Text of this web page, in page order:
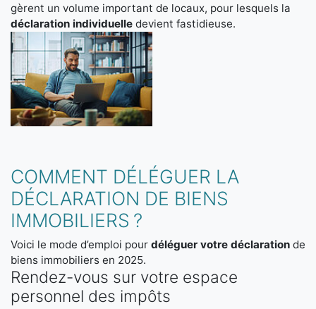
gèrent un volume important de locaux, pour lesquels la
déclaration individuelle devient fastidieuse.
COMMENT DÉLÉGUER LA
DÉCLARATION DE BIENS
IMMOBILIERS ?
Voici le mode d’emploi pour déléguer votre déclaration de
biens immobiliers en 2025.
Rendez-vous sur votre espace
personnel des impôts